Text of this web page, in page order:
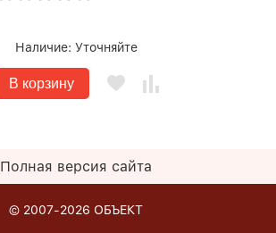
Наличие: Уточняйте
В корзину
Полная версия сайта
© 2007-2026 ОБЪЕКТ